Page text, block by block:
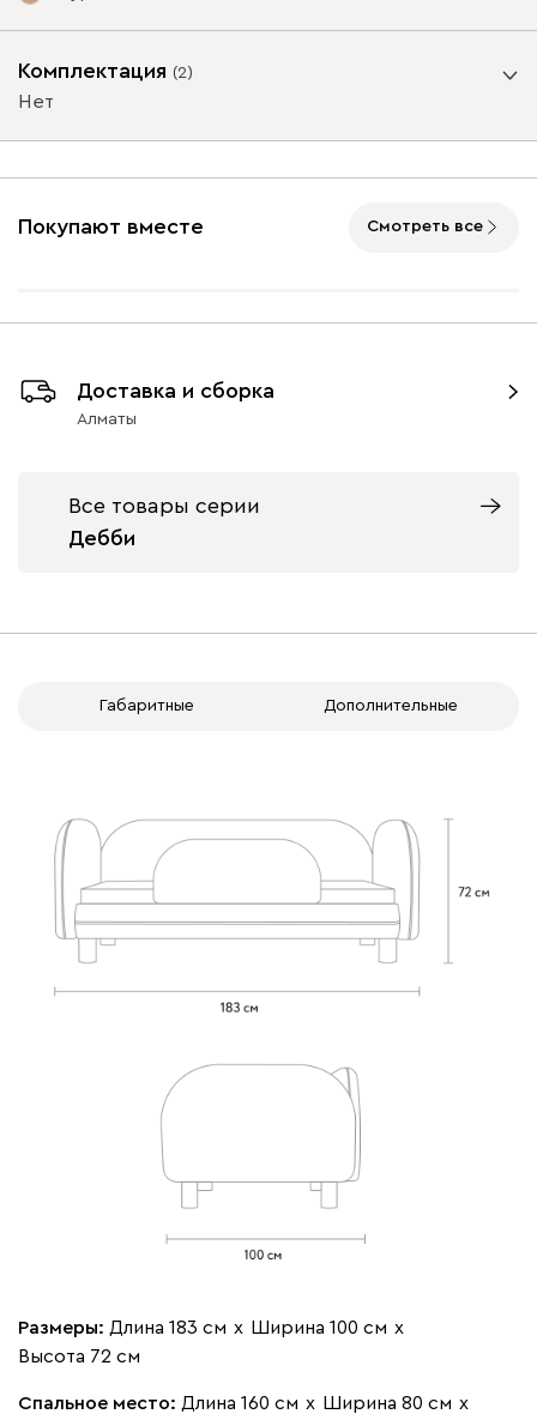
(Mustard)
(Smoke)
(Coral)
320 620
100
Ланза
Вишневый
100 130 690 695
Винтер 350 460
Комплектация (2)
Нет
Покупают вместе Смотреть все
Доставка и сборка
Алматы
Все товары серии
Дебби
Габаритные Дополнительные
Размеры: Длина 183 см х Ширина 100 см х
Высота 72 см
Спальное место: Длина 160 см х Ширина 80 см х